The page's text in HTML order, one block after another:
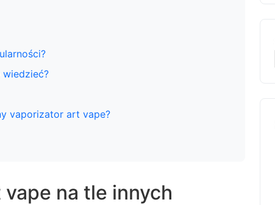
vaporizator art vape?
na tle innych